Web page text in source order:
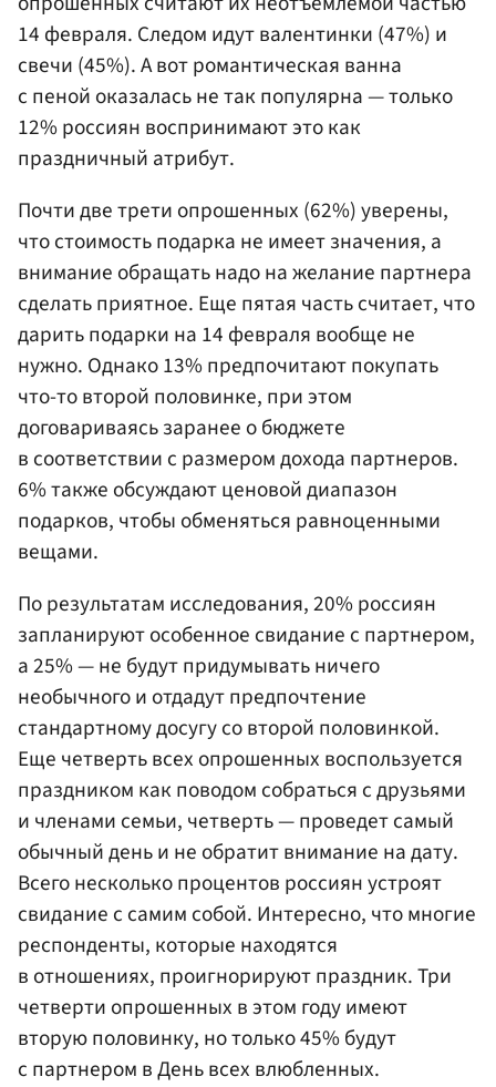
14 февраля. Следом идут валентинки (47%) и
свечи (45%). А вот романтическая ванна
с пеной оказалась не так популярна — только
12% россиян воспринимают это как
праздничный атрибут.
Почти две трети опрошенных (62%) уверены,
что стоимость подарка не имеет значения, а
внимание обращать надо на желание партнера
сделать приятное. Еще пятая часть считает, что
дарить подарки на 14 февраля вообще не
нужно. Однако 13% предпочитают покупать
что-то второй половинке, при этом
договариваясь заранее о бюджете
в соответствии с размером дохода партнеров.
6% также обсуждают ценовой диапазон
подарков, чтобы обменяться равноценными
вещами.
По результатам исследования, 20% россиян
запланируют особенное свидание с партнером,
а 25% — не будут придумывать ничего
необычного и отдадут предпочтение
стандартному досугу со второй половинкой.
Еще четверть всех опрошенных воспользуется
праздником как поводом собраться с друзьями
и членами семьи, четверть — проведет самый
обычный день и не обратит внимание на дату.
Всего несколько процентов россиян устроят
свидание с самим собой. Интересно, что многие
респонденты, которые находятся
в отношениях, проигнорируют праздник. Три
четверти опрошенных в этом году имеют
вторую половинку, но только 45% будут
с партнером в День всех влюбленных.